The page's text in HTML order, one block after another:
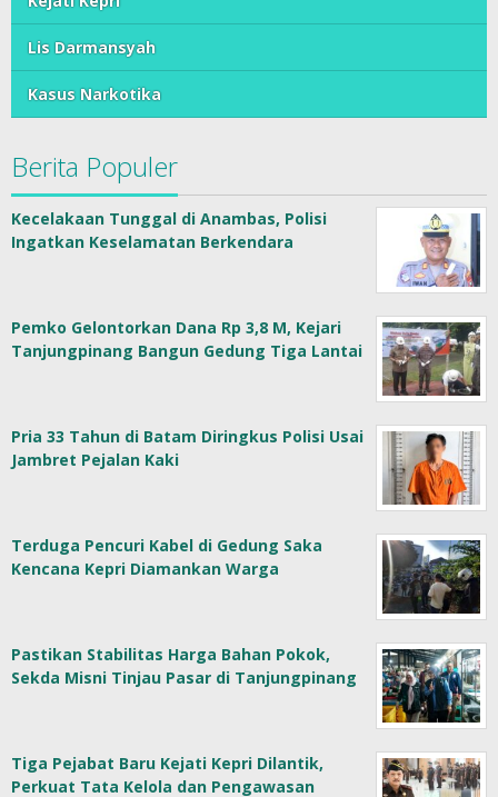
Lis Darmansyah
Kasus Narkotika
Berita Populer
Kecelakaan Tunggal di Anambas, Polisi
Ingatkan Keselamatan Berkendara
Pemko Gelontorkan Dana Rp 3,8 M, Kejari
Tanjungpinang Bangun Gedung Tiga Lantai
Pria 33 Tahun di Batam Diringkus Polisi Usai
Jambret Pejalan Kaki
Terduga Pencuri Kabel di Gedung Saka
Kencana Kepri Diamankan Warga
Pastikan Stabilitas Harga Bahan Pokok,
Sekda Misni Tinjau Pasar di Tanjungpinang
Tiga Pejabat Baru Kejati Kepri Dilantik,
Perkuat Tata Kelola dan Pengawasan